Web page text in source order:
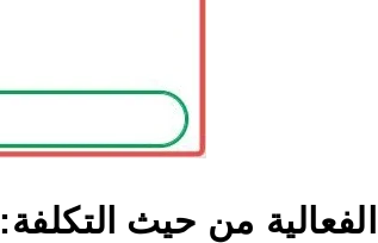
الفعالية من حيث التكلفة: